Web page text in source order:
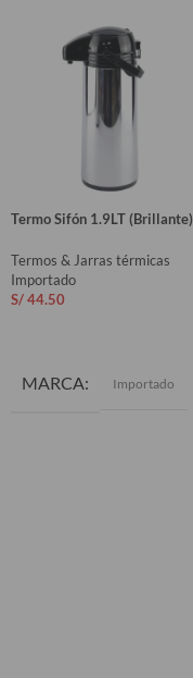
Termo Sifón 1.9LT (Brillante)
Termos & Jarras térmicas
Importado
S/44.50
MARCA Importado